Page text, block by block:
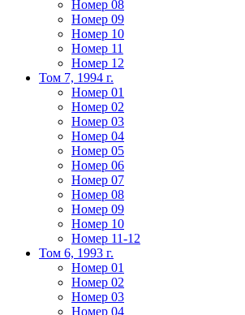
Номер 08
Номер 09
Номер 10
Номер 11
Номер 12
Том 7, 1994 г.
Номер 01
Номер 02
Номер 03
Номер 04
Номер 05
Номер 06
Номер 07
Номер 08
Номер 09
Номер 10
Номер 11-12
Том 6, 1993 г.
Номер 01
Номер 02
Номер 03
Номер 04